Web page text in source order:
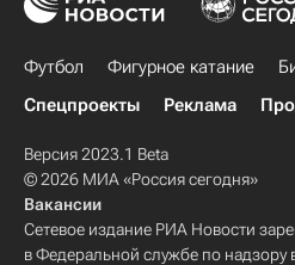
Футбол Фигурное катание
Спецпроекты
Реклама
Версия 2023.1 Beta
© 2026 МИА «Россия сегодня»
Вакансии
Сетевое издание РИА Новости
в Федеральной службе по надзору